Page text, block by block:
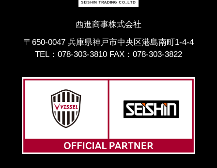
西進商事株式会社
〒650-0047 兵庫県神戸市中央区港島南町1-4-4
TEL： 078-303-3810 FAX：078-303-3822